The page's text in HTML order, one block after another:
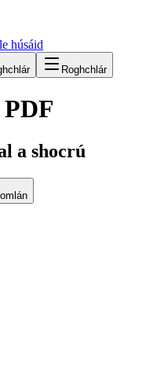
húsáid
Roghchlár
a shocrú